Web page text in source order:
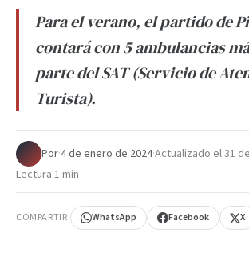
Para el verano, el partido de
contará con 5 ambulancias
parte del SAT (Servicio de
Turista).
Por·4 de enero de 2024·Actualizado el31
Lectura 1 min
COMPARTIR WhatsApp Facebook X